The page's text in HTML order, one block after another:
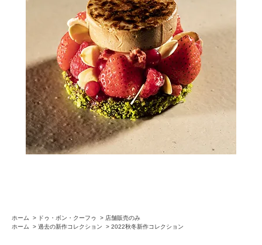
ホーム > ドゥ・ボン・クーフゥ > 店舗販売のみ
ホーム
> 過去の新作コレクション > 2022秋冬新作コレクション